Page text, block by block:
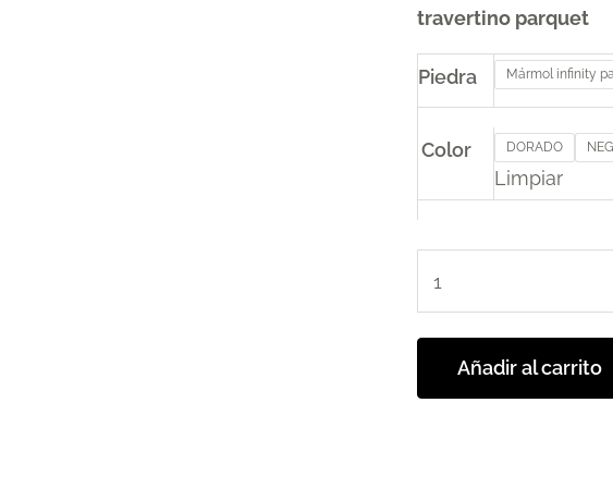
travertino parquet
Piedra Mármol infinity
Color DORADO
Limpiar
Añadir al carrito